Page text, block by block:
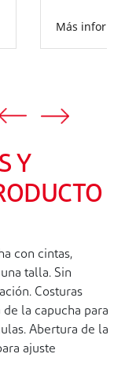
Más
Y
con cintas,
talla. Sin
Costuras
la capucha para
Abertura de la
ajuste